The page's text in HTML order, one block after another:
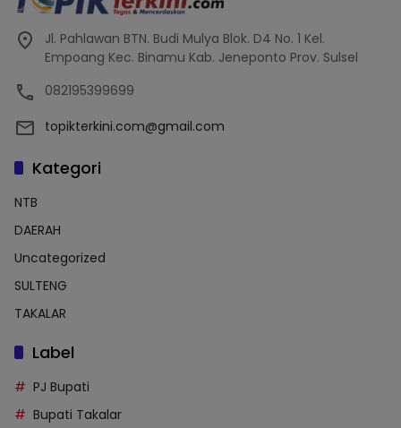
Jl. Pahlawan BTN. Budi Mulya Blok. D4 No. 1 Kel.
Empoang Kec. Binamu Kab. Jeneponto Prov. Sulsel
082195399699
topikterkini.com@gmail.com
Kategori
NTB
DAERAH
Uncategorized
SULTENG
TAKALAR
Label
PJ Bupati
Bupati Takalar